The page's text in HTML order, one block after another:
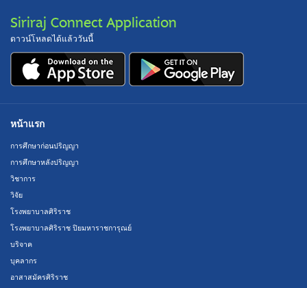
Siriraj Connect Application
ดาวน์โหลดได้แล้ววันนี้
หน้าแรก
การศึกษาก่อนปริญญา
การศึกษาหลังปริญญา
วิชาการ
วิจัย
โรงพยาบาลศิริราช
โรงพยาบาลศิริราช ปิยมหาราชการุณย์
บริจาค
บุคลากร
อาสาสมัครศิริราช